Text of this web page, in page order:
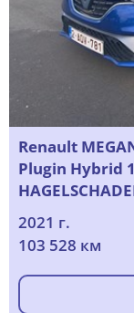
Renault
Plugin Hybrid
2021 г.
103 528 км